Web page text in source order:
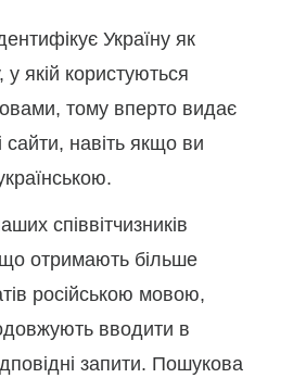
Україну як
якій користуються
тому вперто видає
сайти, навіть якщо ви
співвітчизників
отримають більше
російською мовою,
вводити в
запити. Пошукова